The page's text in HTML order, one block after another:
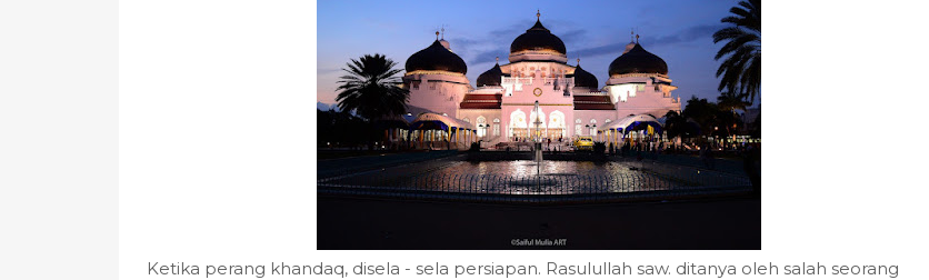
Ketika perang khandaq, disela - sela persiapan. Rasulullah saw. ditanya oleh salah seorang